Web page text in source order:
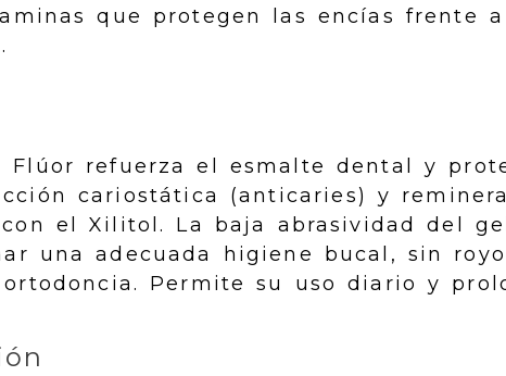
que protegen las encías frente
Flúor refuerza el esmalte dental y
cariostática (anticaries) y
el Xilitol. La baja abrasividad del
una adecuada higiene bucal, sin
Permite su uso diario y